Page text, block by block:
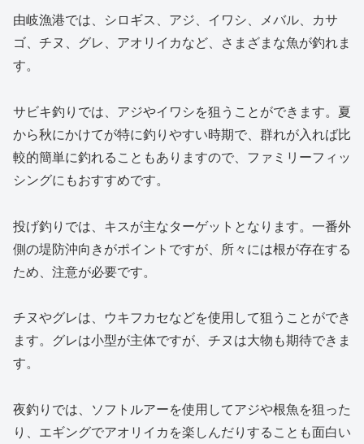
由岐漁港では、シロギス、アジ、イワシ、メバル、カサ
ゴ、チヌ、グレ、アオリイカなど、さまざまな魚が釣れま
す。
サビキ釣りでは、アジやイワシを狙うことができます。夏
から秋にかけてが特に釣りやすい時期で、群れが入れば比
較的簡単に釣れることもありますので、ファミリーフィッ
シングにもおすすめです。
投げ釣りでは、キスが主なターゲットとなります。一番外
側の堤防沖向きがポイントですが、所々には根が存在する
ため、注意が必要です。
チヌやグレは、ウキフカセなどを使用して狙うことができ
ます。グレは小型が主体ですが、チヌは大物も期待できま
す。
夜釣りでは、ソフトルアーを使用してアジや根魚を狙った
り、エギングでアオリイカを楽しんだりすることも面白い